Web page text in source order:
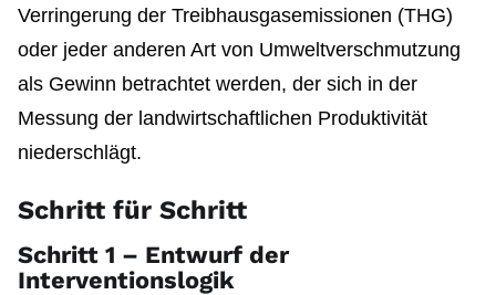
Verringerung der Treibhausgasemissionen (THG)
oder jeder anderen Art von Umweltverschmutzung
als Gewinn betrachtet werden, der sich in der
Messung der landwirtschaftlichen Produktivität
niederschlägt.
Schritt für Schritt
Schritt 1 – Entwurf der
Interventionslogik